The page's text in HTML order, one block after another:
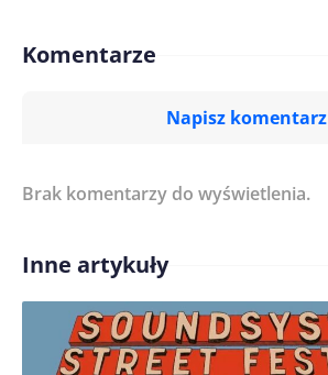
Komentarze
Napisz komentarz
Treść komentarza*
Imię/ Nick*
Brak komentarzy do wyświetlenia.
Inne artykuły